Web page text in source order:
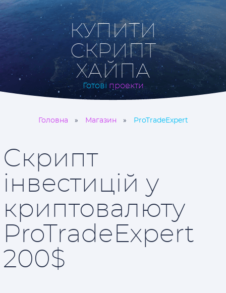
КУПИТИ
СКРИПТ
ХАЙПА
Готові проекти
Головна Магазин ProTradeExpert
Скрипт
інвестицій у
криптовалюту
ProTradeExpert
200$